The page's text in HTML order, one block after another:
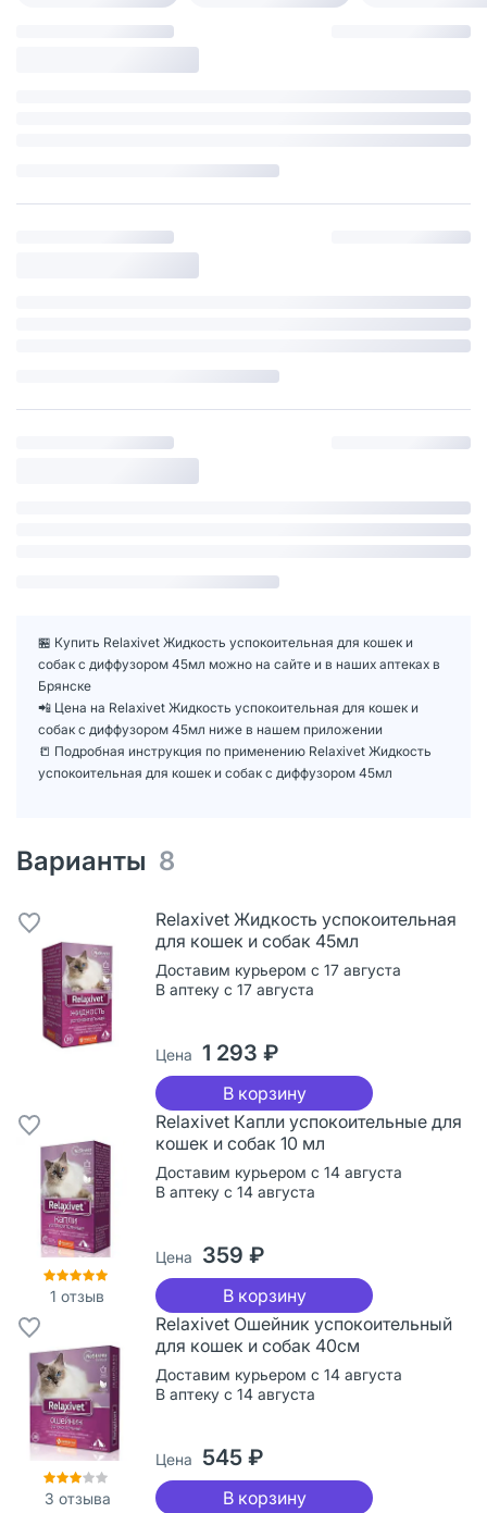
🏪 Купить Relaxivet Жидкость успокоительная для кошек и
собак с диффузором 45мл можно на сайте и в наших аптеках в
Брянске
📲 Цена на Relaxivet Жидкость успокоительная для кошек и
собак с диффузором 45мл ниже в нашем приложении
📒 Подробная инструкция по применению Relaxivet Жидкость
успокоительная для кошек и собак с диффузором 45мл
Варианты 8
Relaxivet Жидкость успокоительная
для кошек и собак 45мл
Доставим курьером с 17 августа
В аптеку с 17 августа
Цена 1 293 ₽
В корзину
1 отзыв
Relaxivet Капли успокоительные для
кошек и собак 10 мл
Доставим курьером с 14 августа
В аптеку с 14 августа
Цена 359 ₽
В корзину
3 отзыва
Relaxivet Ошейник успокоительный
для кошек и собак 40см
Доставим курьером с 14 августа
В аптеку с 14 августа
Цена 545 ₽
В корзину